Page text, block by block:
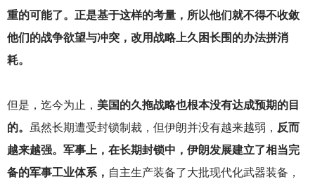
重的可能了。正是基于这样的考量，所以他们就不得不收敛
他们的战争欲望与冲突，改用战略上久困长围的办法拼消
耗。
但是，迄今为止， 美国的久拖战略也根本没有达成预期的目
的。
虽然长期遭受封锁制裁，但伊朗并没有越来越弱， 反而
越来越强。军事上，在长期封锁中，伊朗发展建立了相当完
备的军事工业体系， 自主生产装备了大批现代化武器装备，